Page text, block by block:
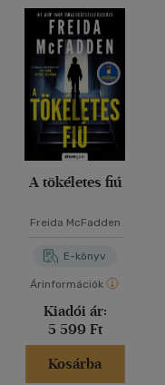
A tökéletes fiú
Freida McFadden
E-könyv
Árinformációk
Kiadói ár:
5 599 Ft
Kosárba